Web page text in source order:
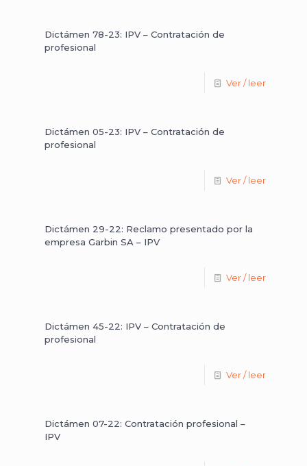
Dictámen 78-23: IPV – Contratación de
profesional
Ver / leer
Dictámen 05-23: IPV – Contratación de
profesional
Ver / leer
Dictámen 29-22: Reclamo presentado por la
empresa Garbin SA – IPV
Ver / leer
Dictámen 45-22: IPV – Contratación de
profesional
Ver / leer
Dictámen 07-22: Contratación profesional –
IPV